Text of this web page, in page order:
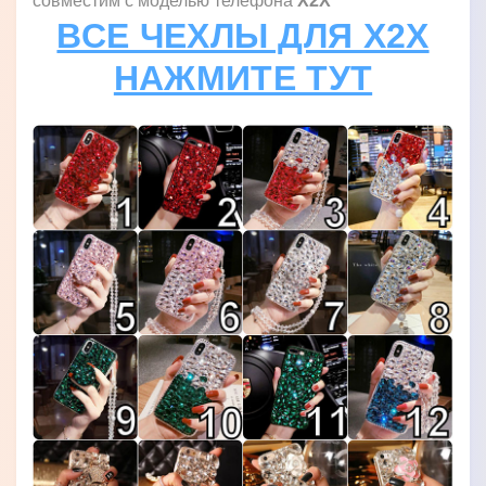
ВСЕ ЧЕХЛЫ ДЛЯ X2X
НАЖМИТЕ ТУТ